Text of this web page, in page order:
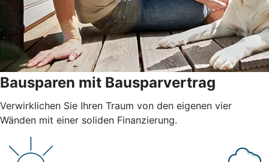
Bausparen mit Bausparvertrag
Verwirklichen Sie Ihren Traum von den eigenen vier
Wänden mit einer soliden Finanzierung.